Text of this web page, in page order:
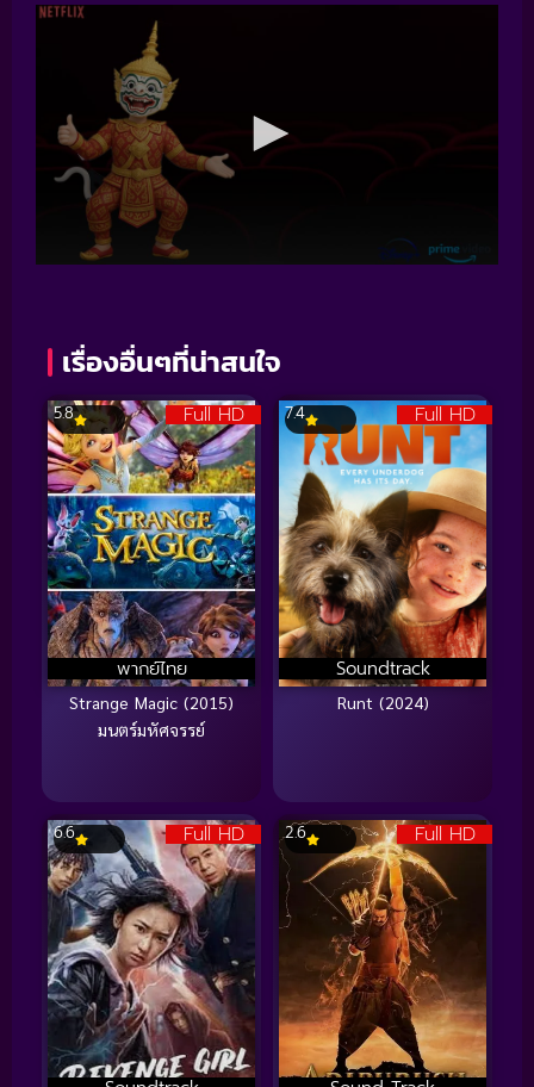
เรื่องอื่นๆที่น่าสนใจ
Full HD
พากย์ไทย
5.8
Strange Magic (2015)
มนตร์มหัศจรรย์
Full HD
Soundtrack
7.4
Runt (2024)
Full HD
6.6 Full HD
2.6